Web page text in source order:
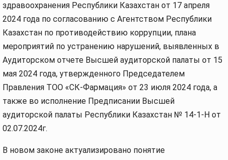
здравоохранения Республики Казахстан от 17 апреля
2024 года по согласованию с Агентством Республики
Казахстан по противодействию коррупции, плана
мероприятий по устранению нарушений, выявленных в
Аудиторском отчете Высшей аудиторской палаты от 15
мая 2024 года, утвержденного Председателем
Правления ТОО «СК-Фармация» от 23 июля 2024 года, а
также во исполнение Предписании Высшей
аудиторской палаты Республики Казахстан № 14-1-Н от
02.07.2024г.
В новом законе актуализировано понятие